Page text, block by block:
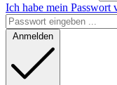
Ich habe mein Passwort
Anmelden